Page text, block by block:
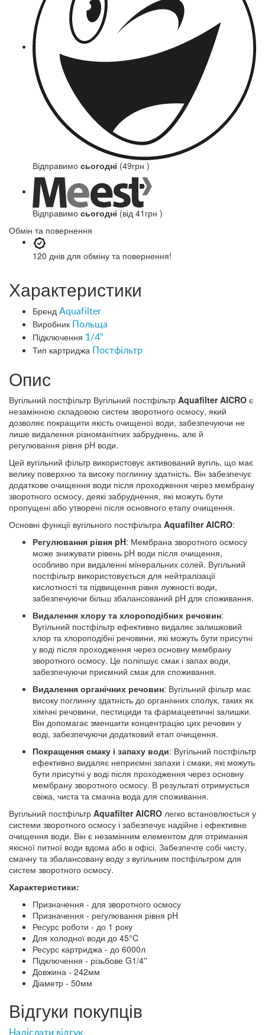
Відправимо сьогодні (49грн )
Відправимо сьогодні (від 41грн )
Обмін та повернення
120 днів для обміну та повернення!
Характеристики
Бренд Aquafilter
Виробник Польща
Підключення 1/4"
Тип картриджа Постфільтр
Опис
Вугільний постфільтр Вугільний постфільтр Aquafilter AICRO є
незамінною складовою систем зворотного осмосу, який
дозволяє покращити якість очищеної води, забезпечуючи не
лише видалення різноманітних забруднень, але й
регулювання рівня pH води.
Цей вугільний фільтр використовує активований вугіль, що має
велику поверхню та високу поглинну здатність. Він забезпечує
додаткове очищення води після проходження через мембрану
зворотного осмосу, деякі забруднення, які можуть бути
пропущені або утворені після основного етапу очищення.
Основні функції вугільного постфільтра Aquafilter AICRO:
Регулювання рівня pH: Мембрана зворотного осмосу
може знижувати рівень pH води після очищення,
особливо при видаленні мінеральних солей. Вугільний
постфільтр використовується для нейтралізації
кислотності та підвищення рівня лужності води,
забезпечуючи більш збалансований pH для споживання.
Видалення хлору та хлороподібних речовин:
Вугільний постфільтр ефективно видаляє залишковий
хлор та хлороподібні речовини, які можуть бути присутні
у воді після проходження через основну мембрану
зворотного осмосу. Це поліпшує смак і запах води,
забезпечуючи приємний смак для споживання.
Видалення органічних речовин: Вугільний фільтр має
високу поглинну здатність до органічних сполук, таких як
хімічні речовини, пестициди та фармацевтичні залишки.
Він допомагає зменшити концентрацію цих речовин у
воді, забезпечуючи додатковий етап очищення.
Покращення смаку і запаху води: Вугільний постфільтр
ефективно видаляє неприємні запахи і смаки, які можуть
бути присутні у воді після проходження через основну
мембрану зворотного осмосу. В результаті отримується
свіжа, чиста та смачна вода для споживання.
Вугільний постфільтр Aquafilter AICRO легко встановлюється у
системи зворотного осмосу і забезпечує надійне і ефективне
очищення води. Він є незамінним елементом для отримання
якісної питної води вдома або в офісі. Забезпечте собі чисту,
смачну та збалансовану воду з вугільним постфільтром для
систем зворотного осмосу.
Характеристики:
Призначення - для зворотного осмосу
Призначення - регулювання рівня pH
Ресурс роботи - до 1 року
Для холодної води до 45°C
Ресурс картриджа - до 6000л
Підключення - різьбове G1/4''
Довжина - 242мм
Діаметр - 50мм
Відгуки покупців
Надіслати відгук